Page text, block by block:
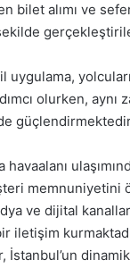
bilet alımı ve
uygulama,
olurken, aynı
havaalanı
memnuniyetini
ve dijital kanallar
iletişim